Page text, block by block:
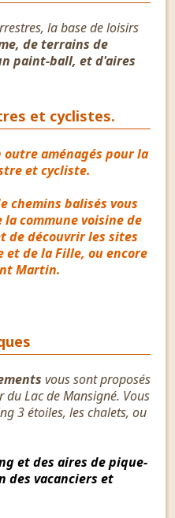
la base de loisirs
de terrains de
paint-ball, et d'aires
et cyclistes.
outre aménagés pour la
et cycliste.
chemins balisés vous
commune voisine de
de découvrir les sites
de la Fille, ou encore
Martin.
vous sont proposés
Lac de Mansigné. Vous
3 étoiles, les chalets, ou
et des aires de pique-
des vacanciers et